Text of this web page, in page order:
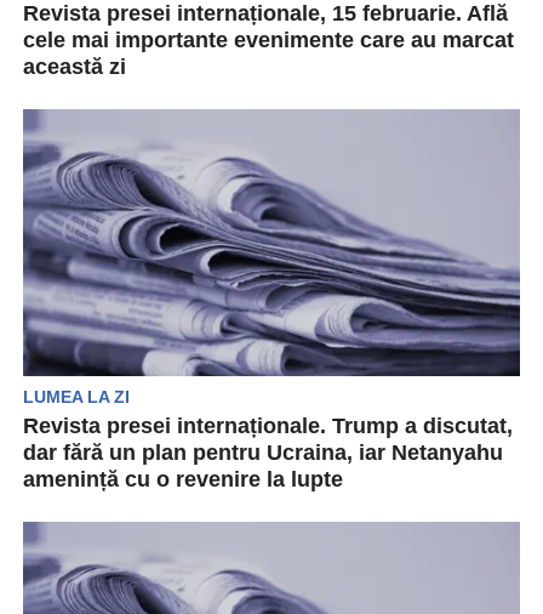
Revista presei internaționale, 15 februarie. Află
cele mai importante evenimente care au marcat
această zi
importante evenimente desfășurate la nivel
mondial, care au un impact...
LUMEA LA ZI
Revista presei internaționale. Trump a discutat,
dar fără un plan pentru Ucraina, iar Netanyahu
amenință cu o revenire la lupte
importate subiecte de pe mapamond. De la
discuțiile lui Trump...